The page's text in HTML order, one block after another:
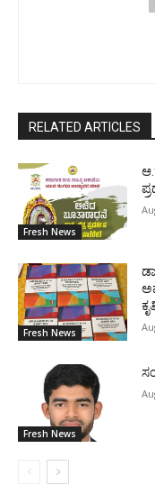
RELATED ARTICLES
Fresh News
Fresh News
Fresh News